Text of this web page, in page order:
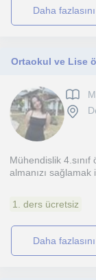
daha
Ortaokul ve Lise
Mühendislik
almanızı sağlamak
1. ders ücretsiz
daha